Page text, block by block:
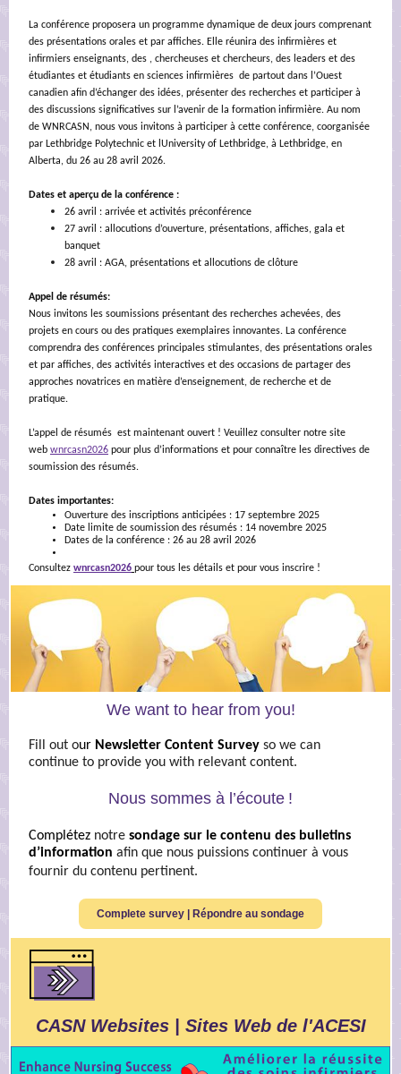
La conférence proposera un programme dynamique de deux jours comprenant
des présentations orales et par affiches. Elle réunira des infirmières et
infirmiers enseignants, des , chercheuses et chercheurs, des leaders et des
étudiantes et étudiants en sciences infirmières de partout dans l’Ouest
canadien afin d’échanger des idées, présenter des recherches et participer à
des discussions significatives sur l’avenir de la formation infirmière. Au nom
de WNRCASN, nous vous invitons à participer à cette conférence, coorganisée
par Lethbridge Polytechnic et lUniversity of Lethbridge, à Lethbridge, en
Alberta, du 26 au 28 avril 2026.
Dates et aperçu de la conférence :
26 avril : arrivée et activités préconférence
27 avril : allocutions d’ouverture, présentations, affiches, gala et
banquet
28 avril : AGA, présentations et allocutions de clôture
Appel de résumés:
Nous invitons les soumissions présentant des recherches achevées, des
projets en cours ou des pratiques exemplaires innovantes. La conférence
comprendra des conférences principales stimulantes, des présentations orales
et par affiches, des activités interactives et des occasions de partager des
approches novatrices en matière d’enseignement, de recherche et de
pratique.
L’appel de résumés est maintenant ouvert ! Veuillez consulter notre site
web wnrcasn2026 pour plus d’informations et pour connaître les directives de
soumission des résumés.
Dates importantes:
Ouverture des inscriptions anticipées : 17 septembre 2025
Date limite de soumission des résumés : 14 novembre 2025
Dates de la conférence : 26 au 28 avril 2026
Consultez wnrcasn2026 pour tous les détails et pour vous inscrire !
We want to hear from you!
Fill out our Newsletter Content Survey so we can
continue to provide you with relevant content.
Nous sommes à l’écoute !
Complétez notre sondage sur le contenu des bulletins
d’information afin que nous puissions continuer à vous
fournir du contenu pertinent.
Complete survey | Répondre au sondage
CASN Websites | Sites Web de l'ACESI